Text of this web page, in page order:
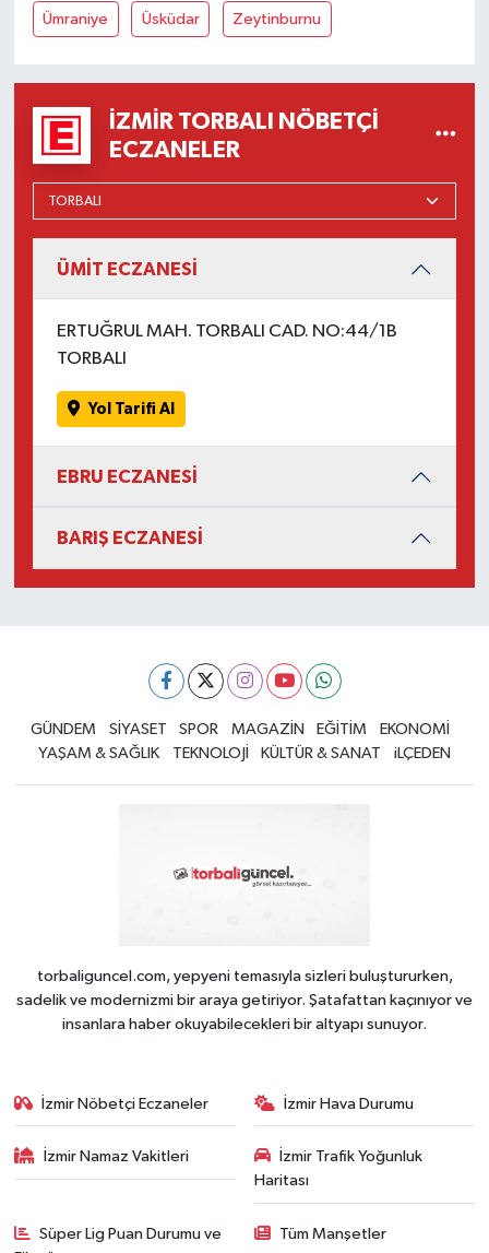
Ümraniye Üsküdar Zeytinburnu
İZMIR TORBALI NÖBETÇI
ECZANELER
ÜMİT ECZANESİ
ERTUĞRUL MAH. TORBALI CAD. NO:44/1B
TORBALI
Yol Tarifi Al
EBRU ECZANESİ
BARIŞ ECZANESİ
GÜNDEM SİYASET SPOR MAGAZİN EĞİTİM
EKONOMİ
YAŞAM & SAĞLIK
TEKNOLOJİ KÜLTÜR & SANAT iLÇEDEN
torbaliguncel.com, yepyeni temasıyla sizleri buluştururken,
sadelik ve modernizmi bir araya getiriyor. Şatafattan kaçınıyor ve
insanlara haber okuyabilecekleri bir altyapı sunuyor.
İzmir Nöbetçi Eczaneler İzmir Hava Durumu
İzmir Namaz Vakitleri
İzmir Trafik Yoğunluk
Haritası
Süper Lig Puan Durumu ve
Tüm Manşetler